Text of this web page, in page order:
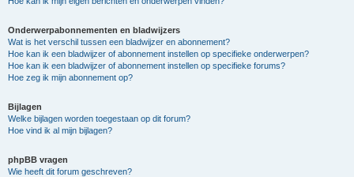
Onderwerpabonnementen en bladwijzers
Wat is het verschil tussen een bladwijzer en abonnement?
Hoe kan ik een bladwijzer of abonnement instellen op specifieke onderwerpen?
Hoe kan ik een bladwijzer of abonnement instellen op specifieke forums?
Hoe zeg ik mijn abonnement op?
Bijlagen
Welke bijlagen worden toegestaan op dit forum?
Hoe vind ik al mijn bijlagen?
phpBB vragen
Wie heeft dit forum geschreven?